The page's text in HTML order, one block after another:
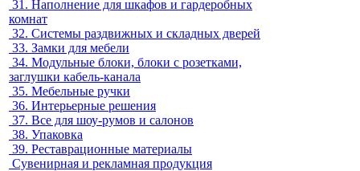
31. Наполнение для шкафов и гардеробных
комнат
32. Системы раздвижных и складных дверей
33. Замки для мебели
34. Модульные блоки, блоки с розетками,
заглушки кабель-канала
35. Мебельные ручки
36. Интерьерные решения
37. Все для шоу-румов и салонов
38. Упаковка
39. Реставрационные материалы
Сувенирная и рекламная продукция